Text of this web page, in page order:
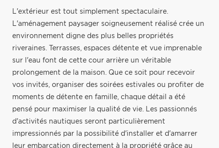
L'extérieur est tout simplement spectaculaire.
L'aménagement paysager soigneusement réalisé crée un
environnement digne des plus belles propriétés
riveraines. Terrasses, espaces détente et vue imprenable
sur l'eau font de cette cour arrière un véritable
prolongement de la maison. Que ce soit pour recevoir
vos invités, organiser des soirées estivales ou profiter de
moments de détente en famille, chaque détail a été
pensé pour maximiser la qualité de vie. Les passionnés
d'activités nautiques seront particulièrement
impressionnés par la possibilité d'installer et d'amarrer
leur embarcation directement à la propriété grâce au